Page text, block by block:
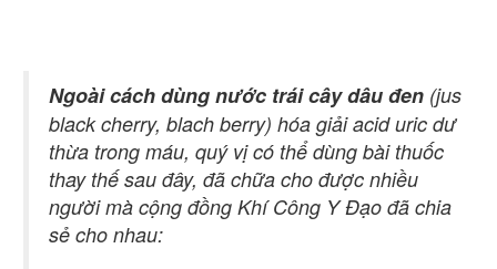
Ngoài cáchdùng nước trái cây dâu đen (jus
black cherry, blach berry) hóa giải acid uric dư
thừa trong máu, quý vị có thể dùng bài thuốc
thay thế sau đây, đã chữa cho được nhiều
người mà cộng đồng Khí Công Y Đạo đã chia
sẻ cho nhau: